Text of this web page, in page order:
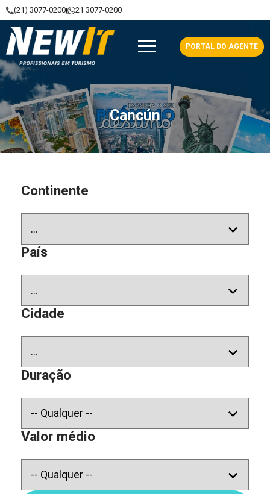
(21) 3077-0200 21 3077-0200
NewIt - Profissionais em Turismo
PORTAL DO AGENTE
Cancún
Continente
País
Cidade
Duração
Valor médio